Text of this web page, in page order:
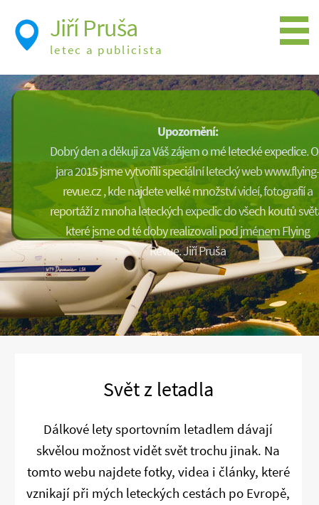
Svět z letadla
Dálkové lety sportovním letadlem dávají
skvělou možnost vidět svět trochu jinak. Na
tomto webu najdete fotky, videa i články, které
vznikají při mých leteckých cestách po Evropě,
Jiří Pruša
letec a publicista
Upozornění:
Dobrý den a děkuji za Váš zájem o mé letecké expedice.
jara 2015 jsme vytvořili speciální letecký web www.flying-
revue.cz , kde najdete velké množství videí, fotografií a
reportáží z mnoha leteckých expedic do všech koutů
které jsme od té doby realizovali pod jménem Flying
Revue. Jiří Pruša
Létání
Foto
Videa
Expedice
Moje knížky
Přednášky a školení
Trasy cest
Létání a historie